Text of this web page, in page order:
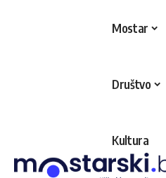
Mostar
Društvo
Kultura